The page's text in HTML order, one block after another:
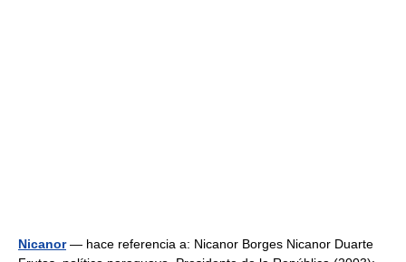
Nicanor— hace referencia a: Nicanor Borges Nicanor Duarte